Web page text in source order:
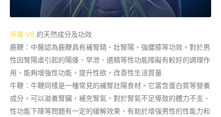
保羅 V8 的天然成分及功效
鹿鞭：中醫認為鹿鞭具有補腎精、壯腎陽、強腰膝等功效。對於男
性因腎陽虛引起的陽痿、早泄、遺精等性功能障礙有較好的調理作
用，能夠增強性功能，提升性欲，改善性生活質量.
牛鞭：牛鞭同樣是一種常見的補腎壯陽食材。它富含蛋白質等營養
成分，可以滋養腎臟，補充腎氣，對於腎氣不足導致的體力不支、
性功能下降等問題有一定的緩解效果，有助於增強男性的性能力和